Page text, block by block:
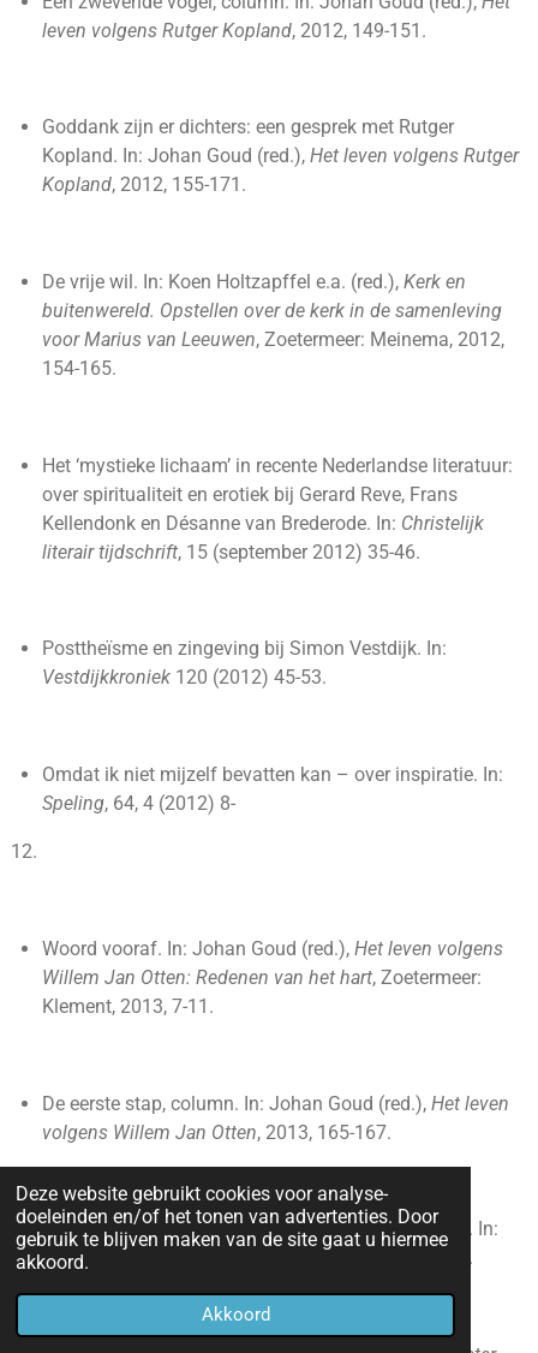
Deze website gebruikt cookies voor analyse-
doeleinden en/of het tonen van advertenties. Door
gebruik te blijven maken van de site gaat u hiermee
akkoord.
Akkoord
leven volgens Rutger Kopland, 2012, 149-151.
Goddank zijn er dichters: een gesprek met Rutger
Kopland. In: Johan Goud (red.), Het leven volgens Rutger
Kopland, 2012, 155-171.
De vrije wil. In: Koen Holtzapffel e.a. (red.), Kerk en
buitenwereld. Opstellen over de kerk in de samenleving
voor Marius van Leeuwen, Zoetermeer: Meinema, 2012,
154-165.
Het ‘mystieke lichaam’ in recente Nederlandse literatuur:
over spiritualiteit en erotiek bij Gerard Reve, Frans
Kellendonk en Désanne van Brederode. In: Christelijk
literair tijdschrift, 15 (september 2012) 35-46.
Posttheïsme en zingeving bij Simon Vestdijk. In:
Vestdijkkroniek 120 (2012) 45-53.
Omdat ik niet mijzelf bevatten kan – over inspiratie. In:
Speling, 64, 4 (2012) 8-
Woord vooraf. In: Johan Goud (red.), Het leven volgens
Willem Jan Otten: Redenen van het hart, Zoetermeer:
Klement, 2013, 7-11.
De eerste stap, column. In: Johan Goud (red.), Het leven
volgens Willem Jan Otten, 2013, 165-167.
Het Woord als publiek bezit: literatoren en de bijbel. In:
Tijdschrift voor Geestelijk Leven
69, 5 (2013) 17-26.